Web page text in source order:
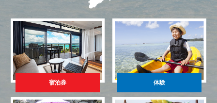
宿泊券 体験